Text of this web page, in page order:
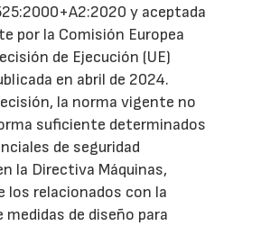
y aceptada
por la Comisión Europea
de Ejecución (UE)
en abril de 2024.
la norma vigente no
suficiente determinados
de seguridad
la Directiva Máquinas,
los relacionados con la
de diseño para